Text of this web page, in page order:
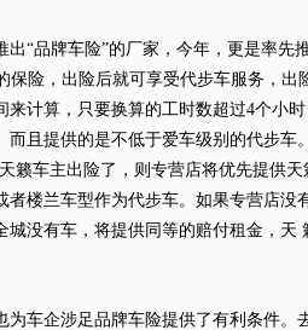
品牌车险”的厂家，今年，更是率先
保险，出险后就可享受代步车服务，出
来计算，只要换算的工时数超过4个小
而且提供的是不低于爱车级别的代步车
籁车主出险了，则专营店将优先提供
者楼兰车型作为代步车。如果专营店没
城没有车，将提供同等的赔付租金，天
车企涉足品牌车险提供了有利条件。